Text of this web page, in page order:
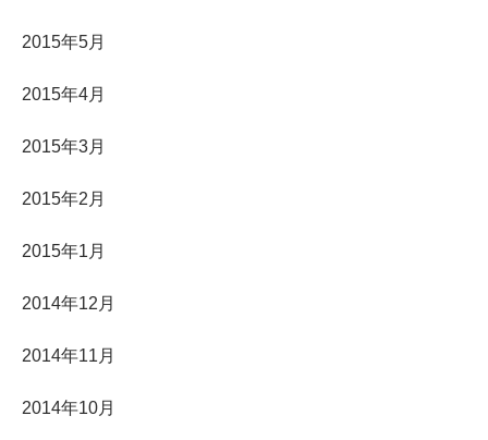
2015年5月
2015年4月
2015年3月
2015年2月
2015年1月
2014年12月
2014年11月
2014年10月